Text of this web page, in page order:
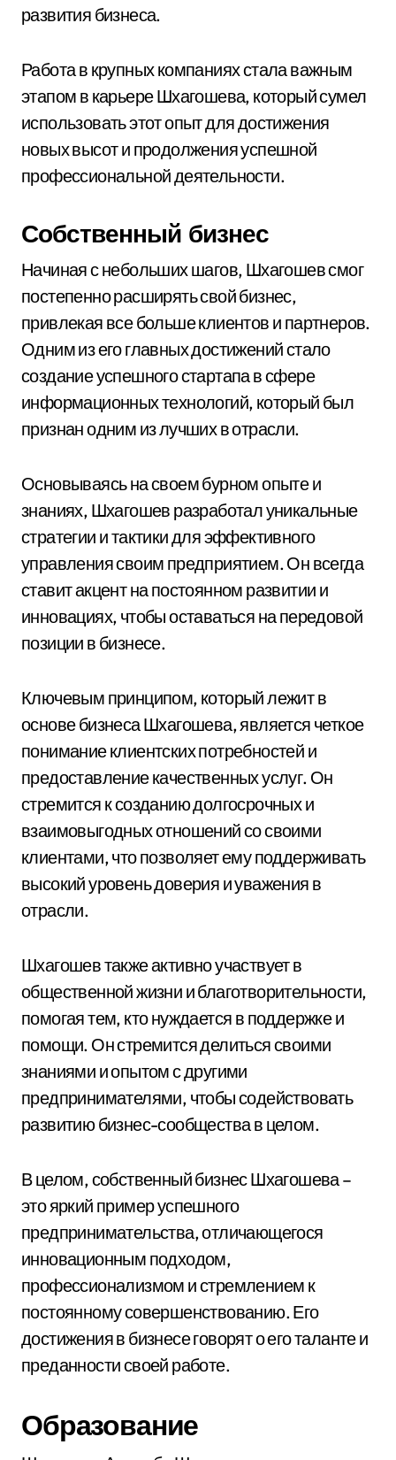
развития бизнеса.
Работа в крупных компаниях стала важным
этапом в карьере Шхагошева, который сумел
использовать этот опыт для достижения
новых высот и продолжения успешной
профессиональной деятельности.
Собственный бизнес
Начиная с небольших шагов, Шхагошев смог
постепенно расширять свой бизнес,
привлекая все больше клиентов и партнеров.
Одним из его главных достижений стало
создание успешного стартапа в сфере
информационных технологий, который был
признан одним из лучших в отрасли.
Основываясь на своем бурном опыте и
знаниях, Шхагошев разработал уникальные
стратегии и тактики для эффективного
управления своим предприятием. Он всегда
ставит акцент на постоянном развитии и
инновациях, чтобы оставаться на передовой
позиции в бизнесе.
Ключевым принципом, который лежит в
основе бизнеса Шхагошева, является четкое
понимание клиентских потребностей и
предоставление качественных услуг. Он
стремится к созданию долгосрочных и
взаимовыгодных отношений со своими
клиентами, что позволяет ему поддерживать
высокий уровень доверия и уважения в
отрасли.
Шхагошев также активно участвует в
общественной жизни и благотворительности,
помогая тем, кто нуждается в поддержке и
помощи. Он стремится делиться своими
знаниями и опытом с другими
предпринимателями, чтобы содействовать
развитию бизнес-сообщества в целом.
В целом, собственный бизнес Шхагошева –
это яркий пример успешного
предпринимательства, отличающегося
инновационным подходом,
профессионализмом и стремлением к
постоянному совершенствованию. Его
достижения в бизнесе говорят о его таланте и
преданности своей работе.
Образование